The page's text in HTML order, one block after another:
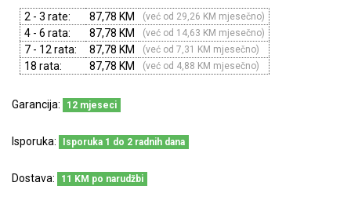
2 - 3 rate:
87,78 KM (već od 29,26 KM mjesečno)
4 - 6 rata: 87,78 KM (već od 14,63 KM mjesečno)
7 - 12 rata: 87,78 KM (već od 7,31 KM mjesečno)
18 rata: 87,78 KM (već od 4,88 KM mjesečno)
Garancija: 12 mjeseci
Isporuka: Isporuka 1 do 2 radnih dana
Dostava: 11 KM po narudžbi